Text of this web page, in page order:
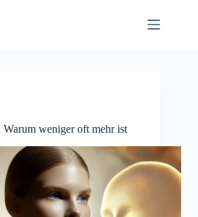
weniger oft mehr ist